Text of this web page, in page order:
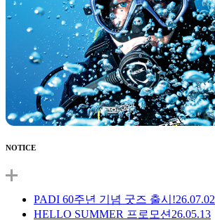
NOTICE
PADI 60주년 기념 굿즈 출시!26.07.02
HELLO SUMMER 프로모션 26.05.13